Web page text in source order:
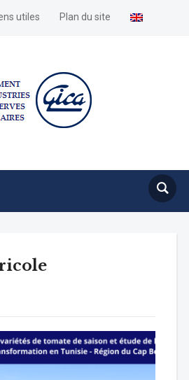
utiles Plan du site